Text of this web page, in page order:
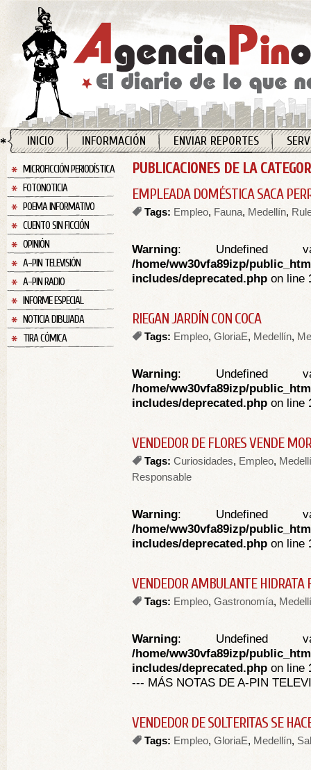
INICIO INFORMACIÓN ENVIAR REPORTES
MICROFICCIÓN PERIODÍSTICA
FOTONOTICIA
POEMA INFORMATIVO
CUENTO SIN FICCIÓN
OPINIÓN
A-PIN TELEVISIÓN
A-PIN RADIO
INFORME ESPECIAL
NOTICIA DIBUJADA
TIRA CÓMICA
PUBLICACIONES DE LA
EMPLEADA DOMÉSTICA SACA
Tags: Empleo, Fauna, Medellín,
Warning: Undefined
/home/ww30vfa89izp/
includes/deprecated.php on line
RIEGAN JARDÍN CON COCA
Tags: Empleo, GloriaE, Medellín,
Warning: Undefined
/home/ww30vfa89izp/
includes/deprecated.php on line
VENDEDOR DE FLORES VENDE
Tags: Curiosidades, Empleo,
Responsable
Warning: Undefined
/home/ww30vfa89izp/
includes/deprecated.php on line
VENDEDOR AMBULANTE HIDRATA
Tags: Empleo, Gastronomía,
Warning: Undefined
/home/ww30vfa89izp/
includes/deprecated.php on line
--- MÁS NOTAS DE A-PIN
VENDEDOR DE SOLTERITAS SE
Tags: Empleo, GloriaE, Medellín,